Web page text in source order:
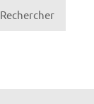
Rechercher